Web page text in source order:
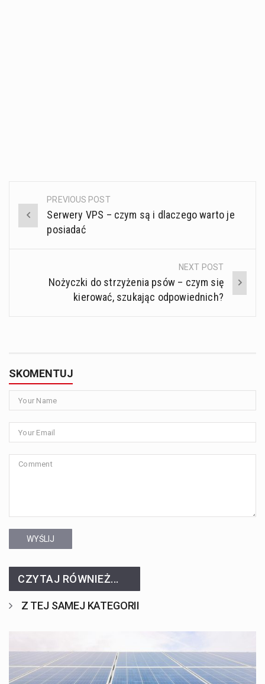
Post
navigation
PREVIOUS POST
Serwery VPS – czym są i dlaczego warto je
posiadać
NEXT POST
Nożyczki do strzyżenia psów – czym się
kierować, szukając odpowiednich?
SKOMENTUJ
WYŚLIJ
CZYTAJ RÓWNIEŻ...
Z TEJ SAMEJ KATEGORII